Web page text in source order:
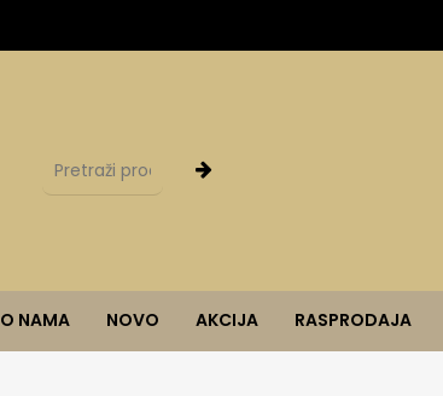
O NAMA NOVO AKCIJA RASPRODAJA